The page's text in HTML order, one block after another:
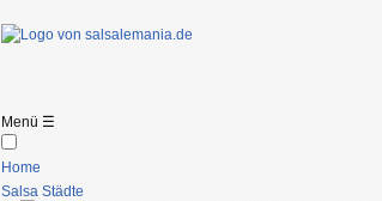
Menü ☰
Home
Salsa Städte